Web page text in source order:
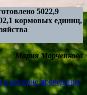
5022,9
кормовых единиц,
Мария Марченкова
в регионе проведение